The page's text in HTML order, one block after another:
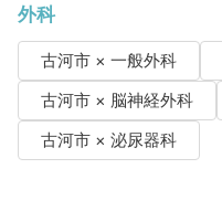
外科
古河市 × 一般外科
古河市 × 脳神経外科
古河市 × 泌尿器科